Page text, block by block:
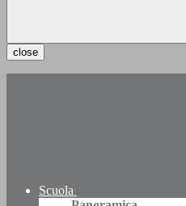
close
Scuola